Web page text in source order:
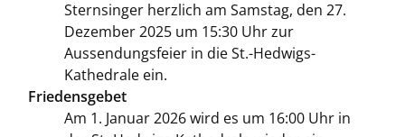
Sternsinger herzlich am Samstag, den 27.
Dezember 2025 um 15:30 Uhr zur
Aussendungsfeier in die St.-Hedwigs-
Kathedrale ein.
Friedensgebet
Am 1. Januar 2026 wird es um 16:00 Uhr in